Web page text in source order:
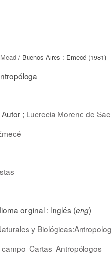
/ Buenos Aires : Emecé (1981)
Autor ; Lucrecia Moreno de
original : Inglés (eng)
y
Cartas Antropólogos